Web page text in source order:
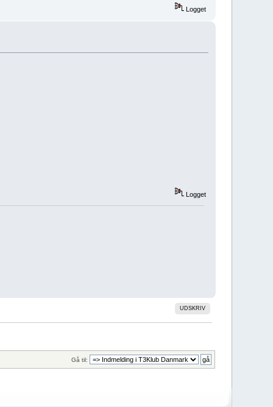
Logget
Logget
UDSKRIV
Gå til: